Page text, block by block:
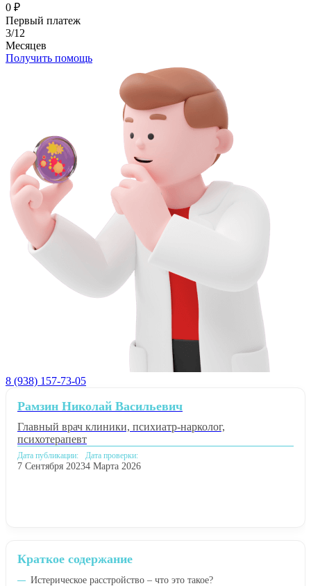
0 ₽
Первый платеж
3/12
Месяцев
Получить помощь
8 (938) 157-73-05
Краткое содержание
Истерическое расстройство – что это такое?
Рамзин Николай Васильевич
Главный врач клиники, психиатр-нарколог,
психотерапевт
Дата публикации:
7 Сентября 2023
Дата проверки:
4 Марта 2026